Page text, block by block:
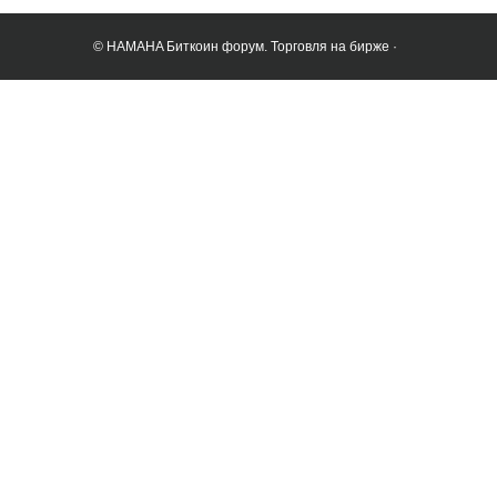
© HAMAHA Биткоин форум. Торговля на бирже ·